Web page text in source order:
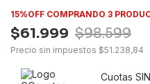
15%OFF COMPRANDO 3
$61.999 $98.599
Precio sin impuestos $51.238,84
Cuotas